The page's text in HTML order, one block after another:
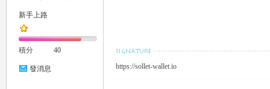
新手上路
積分 40
發消息 https://sollet-wallet.io